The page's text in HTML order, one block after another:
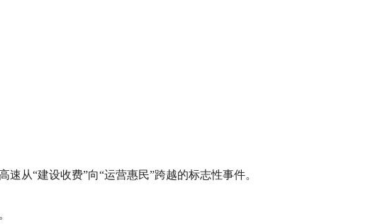
从“建设收费”向“运营惠民”跨越的标志性事件。